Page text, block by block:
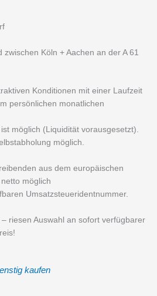
Köln + Aachen an der A 61
Konditionen mit einer Laufzeit
persönlichen monatlichen
möglich (Liquidität vorausgesetzt).
möglich.
aus dem europäischen
möglich
Umsatzsteueridentnummer.
riesen Auswahl an sofort verfügbarer
kaufen